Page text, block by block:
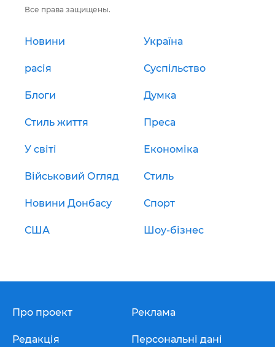
Все права защищены.
Новини Україна
расія Суспільство
Блоги Думка
Стиль життя Преса
У світі Економіка
Військовий Огляд Стиль
Новини Донбасу Спорт
США Шоу-бізнес
Про проект
Редакція
Реклама
Персональні дані